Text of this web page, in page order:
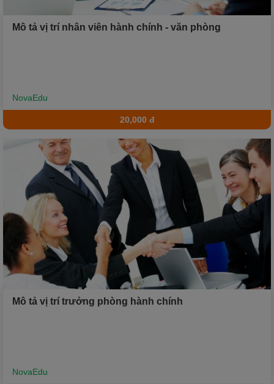
Mô tả vị trí nhân viên hành chính - văn phòng
NovaEdu
20,000 đ
Mô tả vị trí trưởng phòng hành chính
NovaEdu